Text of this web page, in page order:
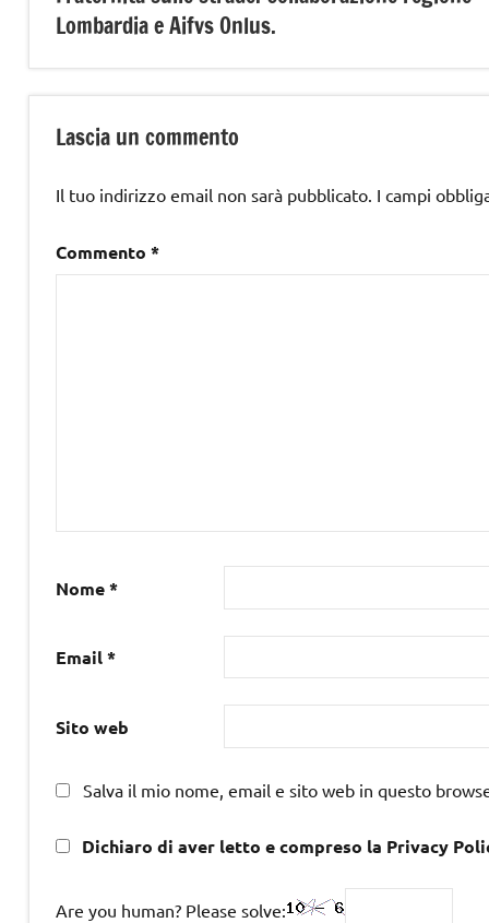
Lombardia e Aifvs Onlus.
Lascia un commento
Il tuo indirizzo email non sarà pubblicato. I campi
Commento *
Nome*
Email*
Sito web
Salva il mio nome, email e sito web in questo
Dichiaro di aver letto e compreso la Privacy
Are you human? Please solve: